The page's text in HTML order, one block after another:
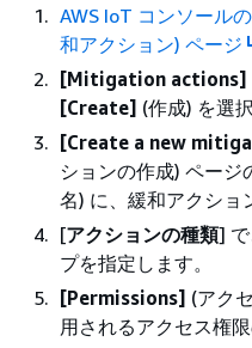
AWS IoT コンソール
和アクション) ページ
[Mitigation actions]
[Create] (作成) を選
[Create a new
ションの作成) ページ
名) に、緩和アクショ
[アクションの種類]
プを指定します。
[Permissions] (アク
用されるアクセス権